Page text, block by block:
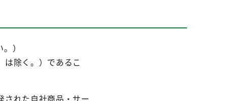
）
は除く。）であるこ
された自社商品・サー